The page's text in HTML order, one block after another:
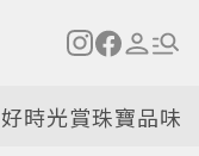
好時光賞珠寶品味